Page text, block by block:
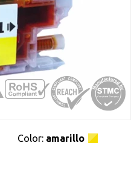
suscribiéndote a nuestro
noticias
miembros
y ofertas en toda la gama de
informática.
Color: amarillo